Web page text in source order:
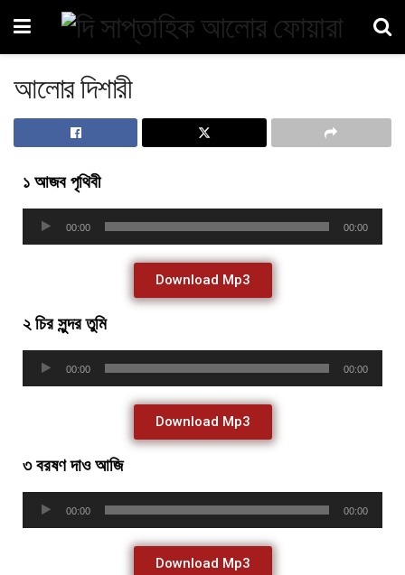
আলোর দিশারী
১ আজব পৃথিবী
00:00 00:00
Download Mp3
২ চির সুন্দর তুমি
00:00 00:00
Download Mp3
৩ বরষণ দাও আজি
00:00 00:00
Download Mp3